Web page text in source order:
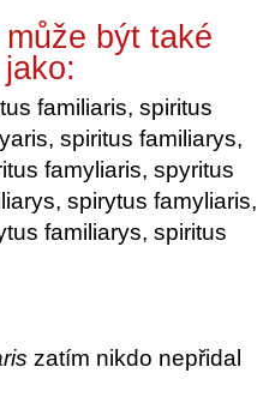
být také
familiaris, spiritus
spiritus familiarys,
famyliaris, spyritus
spirytus famyliaris,
familiarys, spiritus
zatím nikdo nepřidal